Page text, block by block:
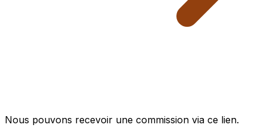
Nous pouvons recevoir une commission via ce lien.